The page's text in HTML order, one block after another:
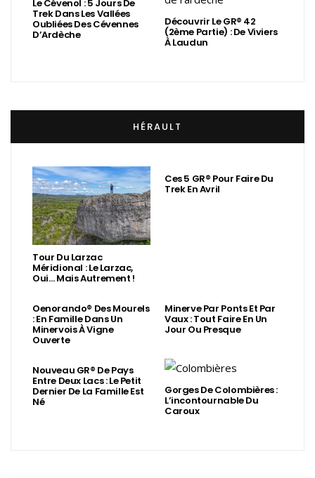
Le Cévenol : 5 Jours De
Trek Dans Les Vallées
Oubliées Des Cévennes
D’Ardèche
Découvrir Le GR® 42
(2ème Partie) : De Viviers
À Laudun
HÉRAULT
Tour Du Larzac
Méridional : Le Larzac,
Oui… Mais Autrement !
Ces 5 GR® Pour Faire Du
Trek En Avril
Oenorando® Des Mourels
: En Famille Dans Un
Minervois À Vigne
Ouverte
Minerve Par Ponts Et Par
Vaux : Tout Faire En Un
Jour Ou Presque
Nouveau GR® De Pays
Entre Deux Lacs : Le Petit
Dernier De La Famille Est
Né
Gorges De Colombières :
L’incontournable Du
Caroux